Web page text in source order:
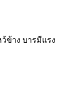
ข้าง บารมีแรง